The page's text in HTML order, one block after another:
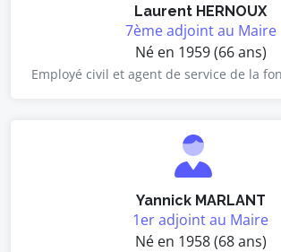
Laurent HERNOUX
7ème adjoint au Maire
Né en 1959 (66 ans)
Employé civil et agent de service de la
Yannick MARLANT
1er adjoint au Maire
Né en 1958 (68 ans)